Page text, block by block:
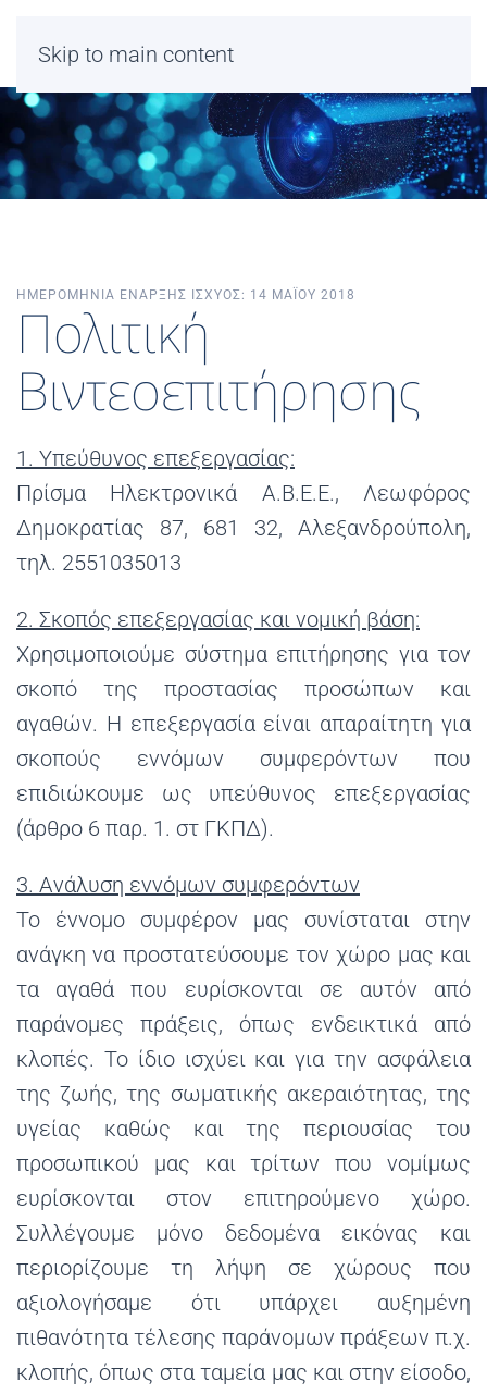
Skip to main content
ΗΜΕΡΟΜΗΝΙΑ ΕΝΑΡΞΗΣ ΙΣΧΥΟΣ: 14 ΜΑΪΟΥ 2018
Πολιτική
Βιντεοεπιτήρησης
1. Υπεύθυνος επεξεργασίας:
Πρίσμα Ηλεκτρονικά Α.Β.Ε.Ε., Λεωφόρος
Δημοκρατίας 87, 681 32, Αλεξανδρούπολη,
τηλ. 2551035013
2. Σκοπός επεξεργασίας και νομική βάση:
Χρησιμοποιούμε σύστημα επιτήρησης για τον
σκοπό της προστασίας προσώπων και
αγαθών. Η επεξεργασία είναι απαραίτητη για
σκοπούς εννόμων συμφερόντων που
επιδιώκουμε ως υπεύθυνος επεξεργασίας
(άρθρο 6 παρ. 1. στ ΓΚΠΔ).
3. Ανάλυση εννόμων συμφερόντων
Το έννομο συμφέρον μας συνίσταται στην
ανάγκη να προστατεύσουμε τον χώρο μας και
τα αγαθά που ευρίσκονται σε αυτόν από
παράνομες πράξεις, όπως ενδεικτικά από
κλοπές. Το ίδιο ισχύει και για την ασφάλεια
της ζωής, της σωματικής ακεραιότητας, της
υγείας καθώς και της περιουσίας του
προσωπικού μας και τρίτων που νομίμως
ευρίσκονται στον επιτηρούμενο χώρο.
Συλλέγουμε μόνο δεδομένα εικόνας και
περιορίζουμε τη λήψη σε χώρους που
αξιολογήσαμε ότι υπάρχει αυξημένη
πιθανότητα τέλεσης παράνομων πράξεων π.χ.
κλοπής, όπως στα ταμεία μας και στην είσοδο,